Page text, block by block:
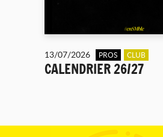
13/07/2026 PROS CLUB
CALENDRIER 26/27